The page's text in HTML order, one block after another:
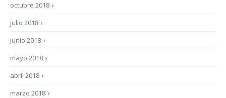
›
octubre 2018
›
julio 2018
›
junio 2018
›
mayo 2018
›
abril 2018
›
marzo 2018